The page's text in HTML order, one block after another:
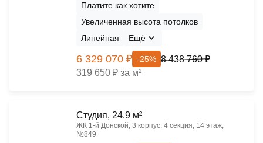
Платите как хотите
Увеличенная высота потолков
Линейная
Ещё
6 329 070 ₽ -25% 8 438 760 ₽
319 650 ₽ за м²
Cтудия, 24.9 м²
ЖК 1‑й Донской, 3 корпус, 4 секция, 14 этаж,
№849